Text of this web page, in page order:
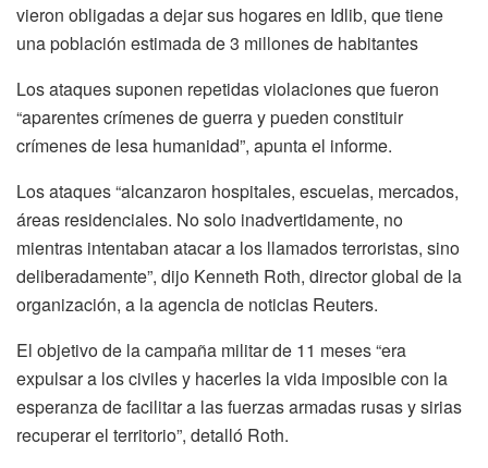
vieron obligadas a dejar sus hogares en Idlib, que tiene
una población estimada de 3 millones de habitantes
Los ataques suponen repetidas violaciones que fueron
“aparentes crímenes de guerra y pueden constituir
crímenes de lesa humanidad”, apunta el informe.
Los ataques “alcanzaron hospitales, escuelas, mercados,
áreas residenciales. No solo inadvertidamente, no
mientras intentaban atacar a los llamados terroristas, sino
deliberadamente”, dijo Kenneth Roth, director global de la
organización, a la agencia de noticias Reuters.
El objetivo de la campaña militar de 11 meses “era
expulsar a los civiles y hacerles la vida imposible con la
esperanza de facilitar a las fuerzas armadas rusas y sirias
recuperar el territorio”, detalló Roth.